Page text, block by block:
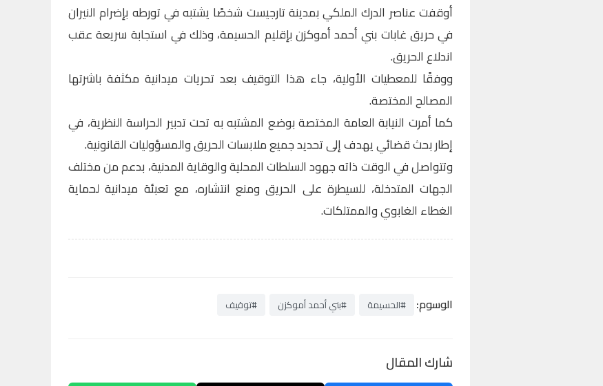
أوقفت عناصر الدرك الملكي بمدينة تارجيست شخصًا يشتبه في تورطه بإضرام النيران
في حريق غابات بني أحمد أموكزن بإقليم الحسيمة، وذلك في استجابة سريعة عقب
اندلاع الحريق.
ووفقًا للمعطيات الأولية، جاء هذا التوقيف بعد تحريات ميدانية مكثفة باشرتها
المصالح المختصة.
كما أمرت النيابة العامة المختصة بوضع المشتبه به تحت تدبير الحراسة النظرية، في
إطار بحث قضائي يهدف إلى تحديد جميع ملابسات الحريق والمسؤوليات القانونية.
وتتواصل في الوقت ذاته جهود السلطات المحلية والوقاية المدنية، بدعم من مختلف
الجهات المتدخلة، للسيطرة على الحريق ومنع انتشاره، مع تعبئة ميدانية لحماية
الغطاء الغابوي والممتلكات.
الوسوم: #الحسيمة #بني أحمد أموكزن #توقيف
شارك المقال